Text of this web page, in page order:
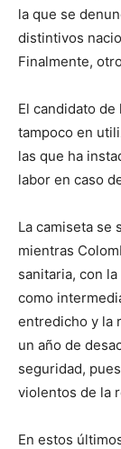
la que se
distintivos
Finalmente,
El candidato
tampoco en
las que ha
labor en caso
La camiseta se
mientras
sanitaria, con
como
entredicho y la
un año de
seguridad,
violentos de la
En estos